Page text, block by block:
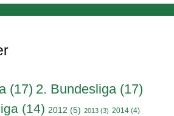
(17) 2. Bundesliga (17)
(14) 2012 (5) 2013 (3) 2014 (4)